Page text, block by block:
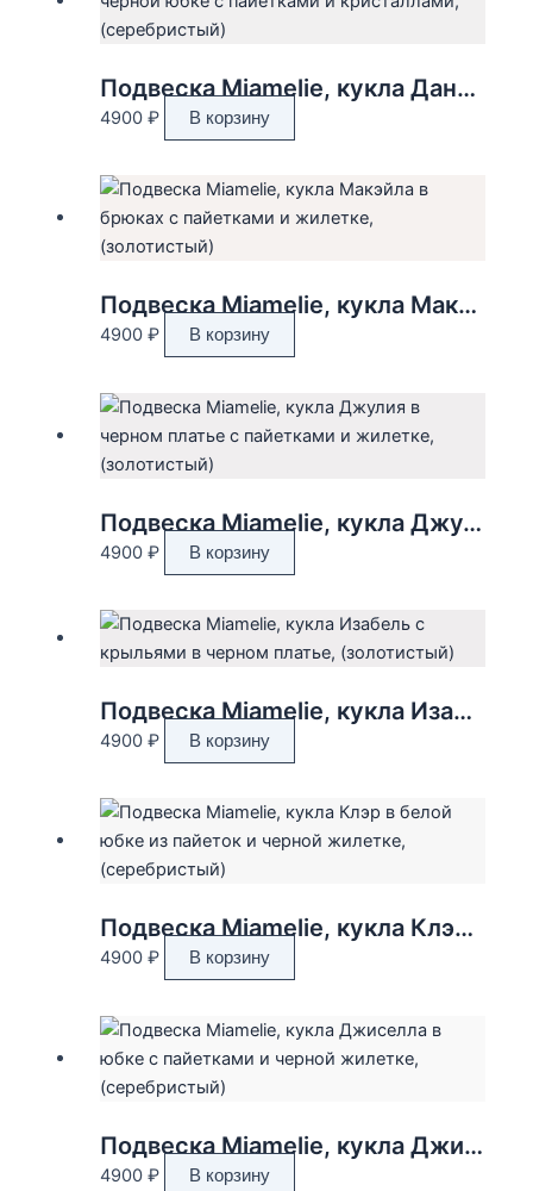
Подвеска Miamelie, кукла Даниеле в черной юбке с пайетками и кристаллами, (серебристый)
4900 ₽ В корзину
Подвеска Miamelie, кукла Макэйла в брюках с пайетками и жилетке, (золотистый)
4900 ₽ В корзину
Подвеска Miamelie, кукла Джулия в черном платье с пайетками и жилетке, (золотистый)
4900 ₽ В корзину
Подвеска Miamelie, кукла Изабель с крыльями в черном платье, (золотистый)
4900 ₽ В корзину
Подвеска Miamelie, кукла Клэр в белой юбке из пайеток и черной жилетке, (серебристый)
4900 ₽ В корзину
Подвеска Miamelie, кукла Джиселла в юбке с пайетками и черной жилетке, (серебристый)
4900 ₽ В корзину